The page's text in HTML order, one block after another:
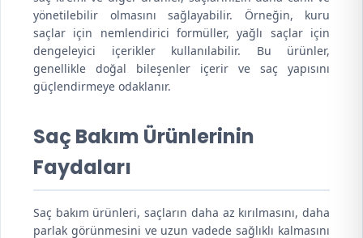
yönetilebilir olmasını sağlayabilir. Örneğin, kuru
saçlar için nemlendirici formüller, yağlı saçlar için
dengeleyici içerikler kullanılabilir. Bu ürünler,
genellikle doğal bileşenler içerir ve saç yapısını
güçlendirmeye odaklanır.
Saç Bakım Ürünlerinin
Faydaları
Saç bakım ürünleri, saçların daha az kırılmasını, daha
parlak görünmesini ve uzun vadede sağlıklı kalmasını